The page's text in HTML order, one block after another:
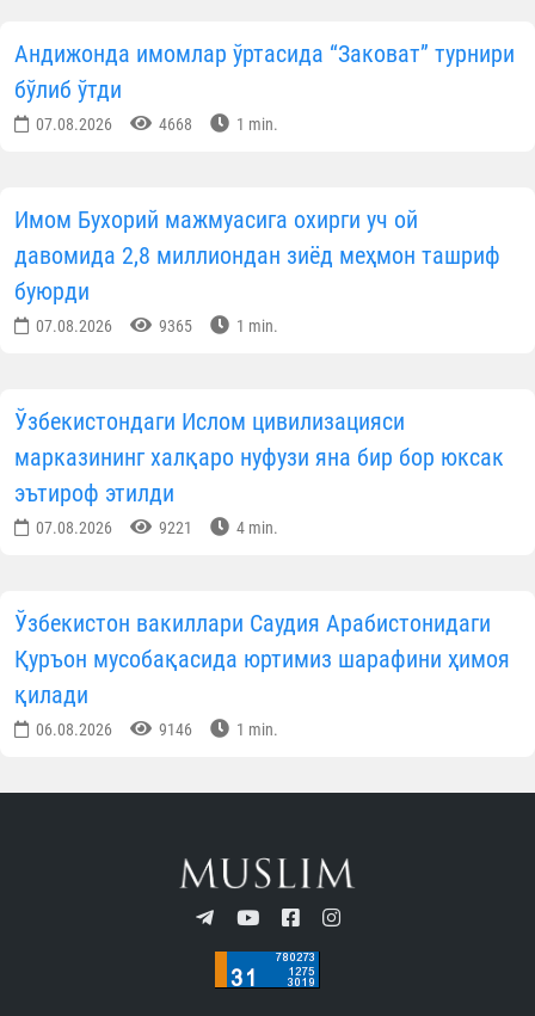
Андижонда имомлар ўртасида “Заковат” турнири
бўлиб ўтди
07.08.2026 4668 1 min.
Имом Бухорий мажмуасига охирги уч ой
давомида 2,8 миллиондан зиёд меҳмон ташриф
буюрди
07.08.2026 9365 1 min.
Ўзбекистондаги Ислом цивилизацияси
марказининг халқаро нуфузи яна бир бор юксак
эътироф этилди
07.08.2026 9221 4 min.
Ўзбекистон вакиллари Саудия Арабистонидаги
Қуръон мусобақасида юртимиз шарафини ҳимоя
қилади
06.08.2026 9146 1 min.